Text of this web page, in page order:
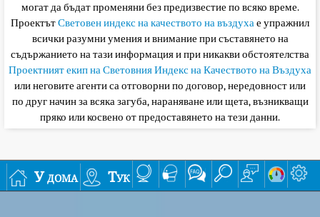
могат да бъдат променяни без предизвестие по всяко време.
ПроектътСветовен индекс на качеството на въздухае упражнил
всички разумни умения и внимание при съставянето на
съдържанието на тази информация и при никакви обстоятелства
Проектният екип на Световния Индекс на Качеството на Въздуха
или неговите агенти са отговорни по договор, нередовност или
по друг начин за всяка загуба, нараняване или щета, възникващи
пряко или косвено от предоставянето на тези данни.
У дома Тук